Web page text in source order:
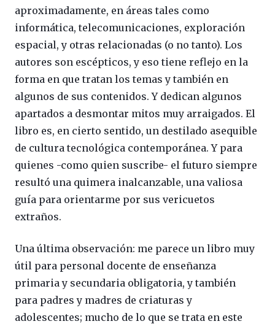
aproximadamente, en áreas tales como
informática, telecomunicaciones, exploración
espacial, y otras relacionadas (o no tanto). Los
autores son escépticos, y eso tiene reflejo en la
forma en que tratan los temas y también en
algunos de sus contenidos. Y dedican algunos
apartados a desmontar mitos muy arraigados. El
libro es, en cierto sentido, un destilado asequible
de cultura tecnológica contemporánea. Y para
quienes -como quien suscribe- el futuro siempre
resultó una quimera inalcanzable, una valiosa
guía para orientarme por sus vericuetos
extraños.
Una última observación: me parece un libro muy
útil para personal docente de enseñanza
primaria y secundaria obligatoria, y también
para padres y madres de criaturas y
adolescentes; mucho de lo que se trata en este